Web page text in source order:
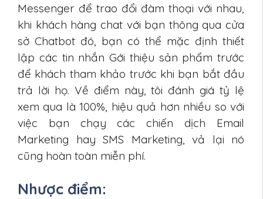
Messenger để trao đổi đàm thoại với nhau,
khi khách hàng chat với bạn thông qua cửa
sở Chatbot đó, bạn có thể mặc định thiết
lập các tin nhắn Gới thiệu sản phẩm trước
để khách tham khảo trước khi bạn bắt đầu
trả lời họ. Về điểm này, tôi đánh giá tỷ lệ
xem qua là 100%, hiệu quả hơn nhiều so với
việc bạn chạy các chiến dịch Email
Marketing hay SMS Marketing, vả lại nó
cũng hoàn toàn miễn phí.
Nhược điểm: